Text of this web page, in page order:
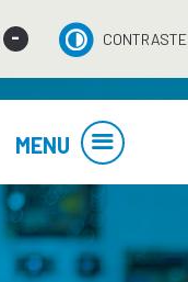
- CONTRASTE
MENU